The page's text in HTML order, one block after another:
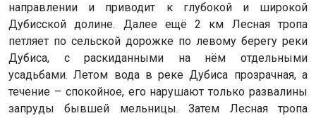
направлении и приводит к глубокой и широкой
Дубисской долине. Далее ещё 2 км Лесная тропа
петляет по сельской дорожке по левому берегу реки
Дубиса, с раскиданными на нём отдельными
усадьбами. Летом вода в реке Дубиса прозрачная, а
течение – спокойное, его нарушают только развалины
запруды бывшей мельницы. Затем Лесная тропа